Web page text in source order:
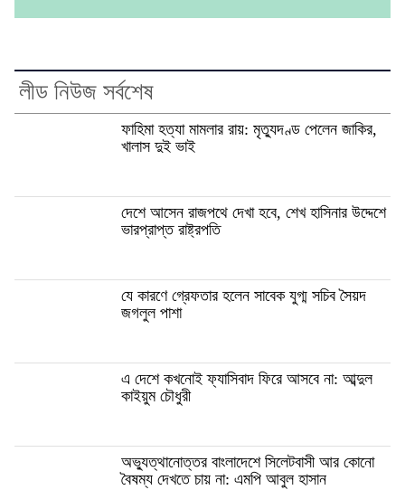
লীড নিউজ সর্বশেষ
ফাহিমা হত্যা মামলার রায়: মৃত্যুদণ্ড পেলেন জাকির,
খালাস দুই ভাই
দেশে আসেন রাজপথে দেখা হবে, শেখ হাসিনার উদ্দেশে
ভারপ্রাপ্ত রাষ্ট্রপতি
যে কারণে গ্রেফতার হলেন সাবেক যুগ্ম সচিব সৈয়দ
জগলুল পাশা
এ দেশে কখনোই ফ্যাসিবাদ ফিরে আসবে না: আব্দুল
কাইয়ুম চৌধুরী
অভ্যুত্থানোত্তর বাংলাদেশে সিলেটবাসী আর কোনো
বৈষম্য দেখতে চায় না: এমপি আবুল হাসান